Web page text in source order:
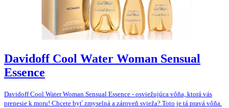
Davidoff Cool Water Woman Sensual
Essence
Davidoff Cool Water Woman Sensual Essence - osviežujúca vôňa, ktorá vás
prenesie k moru! Chcete byť zmyselná a zároveň svieža? Toto je tá pravá vôňa.